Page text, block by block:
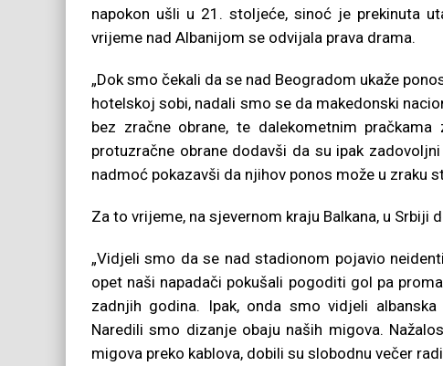
napokon ušli u 21. stoljeće, sinoć je prekinuta
vrijeme nad Albanijom se odvijala prava drama.
„Dok smo čekali da se nad Beogradom ukaže
hotelskoj sobi, nadali smo se da makedonski
bez zračne obrane, te dalekometnim
protuzračne obrane dodavši da su ipak
nadmoć pokazavši da njihov ponos može u zraku
Za to vrijeme, na sjevernom kraju Balkana, u Srbiji
„Vidjeli smo da se nad stadionom pojavio
opet naši napadači pokušali pogoditi gol pa
zadnjih godina. Ipak, onda smo vidjeli
Naredili smo dizanje obaju naših migova.
migova preko kablova, dobili su slobodnu večer